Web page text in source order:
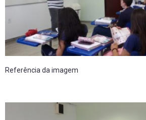
Referência da imagem